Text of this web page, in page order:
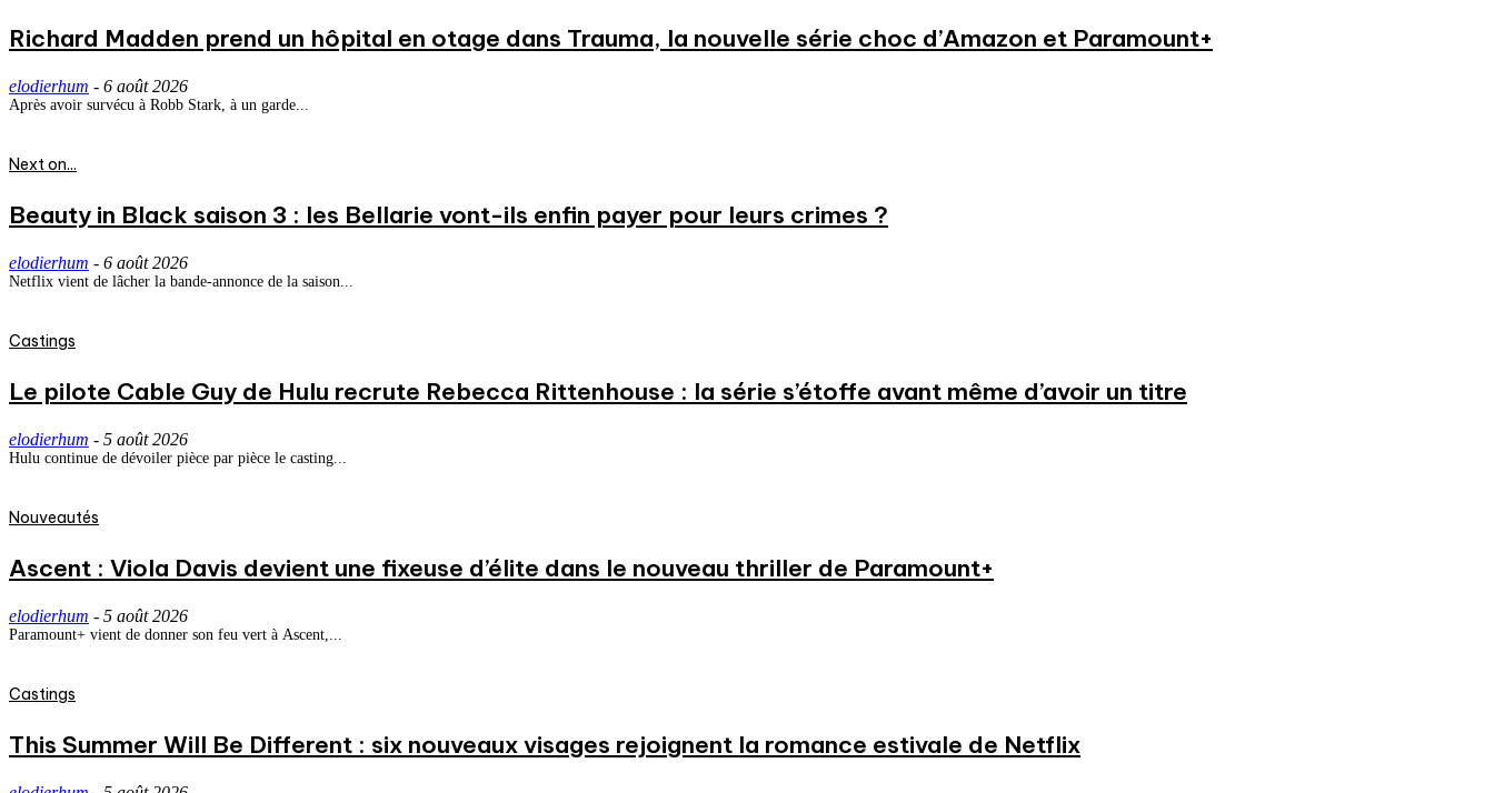
Richard Madden prend un hôpital en otage dans Trauma, la nouvelle série choc d’Amazon et Paramount+
elodierhum - 6 août 2026
Après avoir survécu à Robb Stark, à un garde...
Next on...
Beauty in Black saison 3 : les Bellarie vont-ils enfin payer pour leurs crimes ?
elodierhum - 6 août 2026
Netflix vient de lâcher la bande-annonce de la saison...
Castings
Le pilote Cable Guy de Hulu recrute Rebecca Rittenhouse : la série s’étoffe avant même d’avoir un titre
elodierhum - 5 août 2026
Hulu continue de dévoiler pièce par pièce le casting...
Nouveautés
Ascent : Viola Davis devient une fixeuse d’élite dans le nouveau thriller de Paramount+
elodierhum - 5 août 2026
Paramount+ vient de donner son feu vert à Ascent,...
Castings
This Summer Will Be Different : six nouveaux visages rejoignent la romance estivale de Netflix